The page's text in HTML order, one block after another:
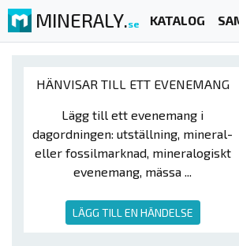
MINERALY.se KATALOG
HÄNVISAR TILL ETT EVENEMANG
Lägg till ett evenemang i
dagordningen: utställning, mineral-
eller fossilmarknad, mineralogiskt
evenemang, mässa ...
LÄGG TILL EN HÄNDELSE